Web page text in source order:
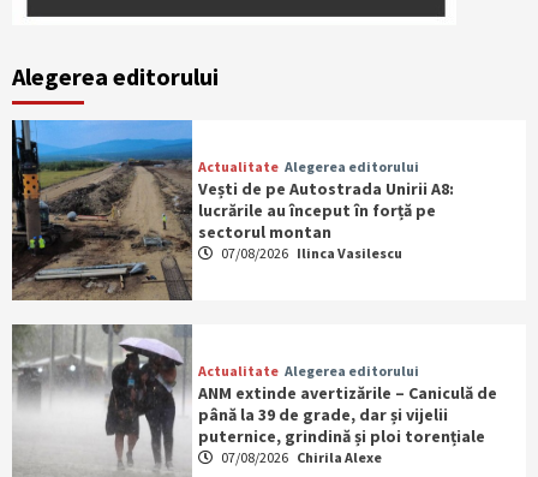
Alegerea editorului
Actualitate Alegerea editorului
Vești de pe Autostrada Unirii A8:
lucrările au început în forță pe
sectorul montan
07/08/2026 Ilinca Vasilescu
Actualitate Alegerea editorului
ANM extinde avertizările – Caniculă de
până la 39 de grade, dar și vijelii
puternice, grindină și ploi torențiale
07/08/2026 Chirila Alexe